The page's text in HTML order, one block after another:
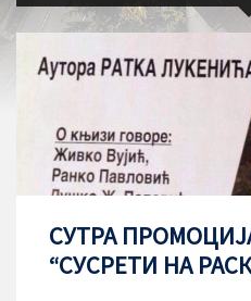
СУТРА
“СУСРЕТИ НА